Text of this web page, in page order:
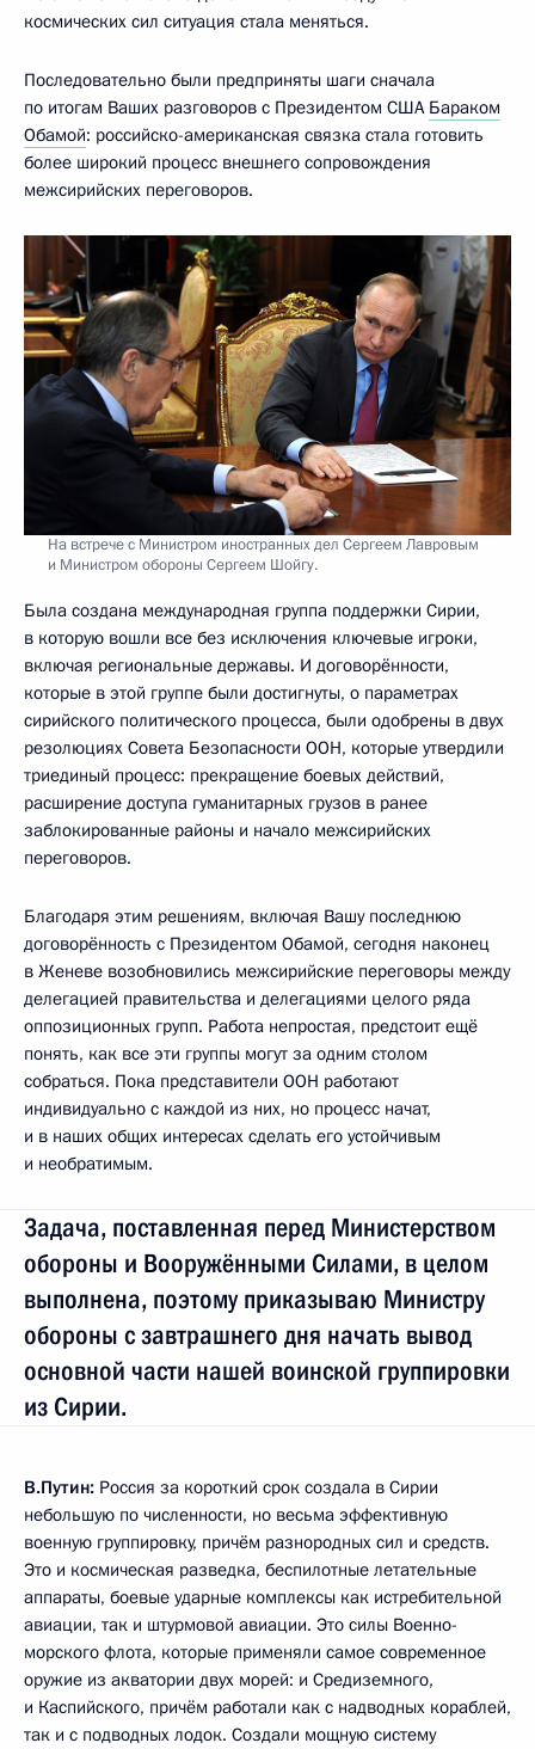
космических сил ситуация стала меняться.
Последовательно были предприняты шаги сначала
по итогам Ваших разговоров с Президентом США Бараком
Обамой: российско-американская связка стала готовить
более широкий процесс внешнего сопровождения
межсирийских переговоров.
На встрече с Министром иностранных дел Сергеем Лавровым
и Министром обороны Сергеем Шойгу.
Была создана международная группа поддержки Сирии,
в которую вошли все без исключения ключевые игроки,
включая региональные державы. И договорённости,
которые в этой группе были достигнуты, о параметрах
сирийского политического процесса, были одобрены в двух
резолюциях Совета Безопасности ООН, которые утвердили
триединый процесс: прекращение боевых действий,
расширение доступа гуманитарных грузов в ранее
заблокированные районы и начало межсирийских
переговоров.
Благодаря этим решениям, включая Вашу последнюю
договорённость с Президентом Обамой, сегодня наконец
в Женеве возобновились межсирийские переговоры между
делегацией правительства и делегациями целого ряда
оппозиционных групп. Работа непростая, предстоит ещё
понять, как все эти группы могут за одним столом
собраться. Пока представители ООН работают
индивидуально с каждой из них, но процесс начат,
и в наших общих интересах сделать его устойчивым
и необратимым.
Задача, поставленная перед Министерством
обороны и Вооружёнными Силами, в целом
выполнена, поэтому приказываю Министру
обороны с завтрашнего дня начать вывод
основной части нашей воинской группировки
из Сирии.
В.Путин: Россия за короткий срок создала в Сирии
небольшую по численности, но весьма эффективную
военную группировку, причём разнородных сил и средств.
Это и космическая разведка, беспилотные летательные
аппараты, боевые ударные комплексы как истребительной
авиации, так и штурмовой авиации. Это силы Военно-
морского флота, которые применяли самое современное
оружие из акватории двух морей: и Средиземного,
и Каспийского, причём работали как с надводных кораблей,
так и с подводных лодок. Создали мощную систему